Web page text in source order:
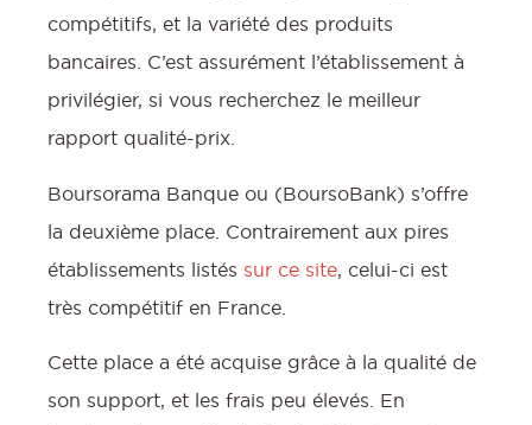
compétitifs, et la variété des produits
bancaires. C’est assurément l’établissement à
privilégier, si vous recherchez le meilleur
rapport qualité-prix.
Boursorama Banque ou (BoursoBank) s’offre
la deuxième place. Contrairement aux pires
établissements listés sur ce site, celui-ci est
très compétitif en France.
Cette place a été acquise grâce à la qualité de
son support, et les frais peu élevés. En